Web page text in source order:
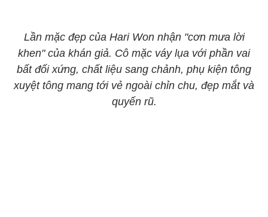
Lần mặc đẹp của Hari Won nhận "cơn mưa lời
khen" của khán giả. Cô mặc váy lụa với phần vai
bất đối xứng, chất liệu sang chảnh, phụ kiện tông
xuyệt tông mang tới vẻ ngoài chỉn chu, đẹp mắt và
quyến rũ.